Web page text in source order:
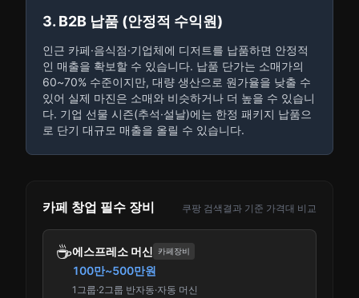
3. B2B 납품 (안정적 수익원)
인근 카페·음식점·기업체에 디저트를 납품하면 안정적
인 매출을 확보할 수 있습니다. 납품 단가는 소매가의
60~70% 수준이지만, 대량 생산으로 원가율을 낮출 수
있어 실제 마진은 소매와 비슷하거나 더 높을 수 있습니
다. 기업 선물 시즌(추석·설날)에는 한정 패키지 납품으
로 단기 대규모 매출을 올릴 수 있습니다.
카페 창업 필수 장비 쿠팡 검색결과 기준 가격대 비교
☕에스프레소 머신 카페장비
100만~500만원
1그룹·2그룹 반자동·자동 머신